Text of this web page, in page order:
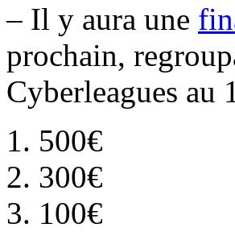
– Il y aura une
prochain,
Cyberleagues au
1. 500€
2. 300€
3. 100€